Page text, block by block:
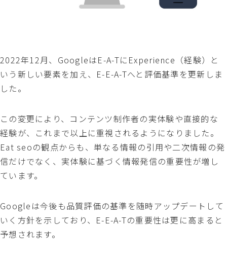
2022年12月、GoogleはE-A-TにExperience（経験）と
いう新しい要素を加え、E-E-A-Tへと評価基準を更新しま
した。
この変更により、コンテンツ制作者の実体験や直接的な
経験が、これまで以上に重視されるようになりました。
Eat seoの観点からも、単なる情報の引用や二次情報の発
信だけでなく、実体験に基づく情報発信の重要性が増し
ています。
Googleは今後も品質評価の基準を随時アップデートして
いく方針を示しており、E-E-A-Tの重要性は更に高まると
予想されます。